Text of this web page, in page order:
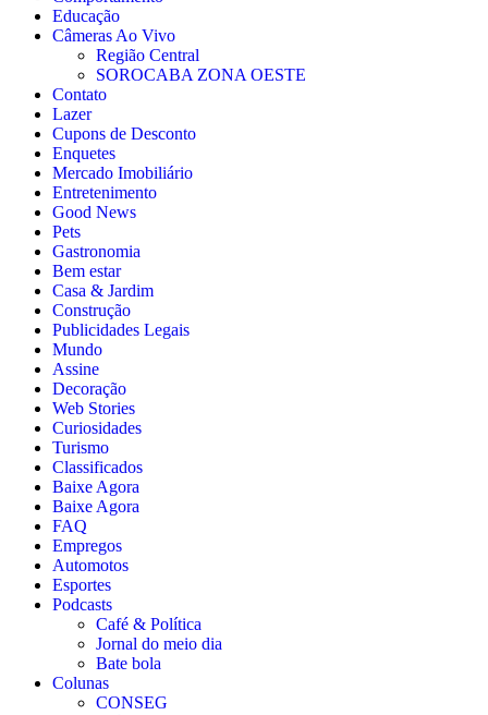
Educação
Câmeras Ao Vivo
Região Central
SOROCABA ZONA OESTE
Contato
Lazer
Cupons de Desconto
Enquetes
Mercado Imobiliário
Entretenimento
Good News
Pets
Gastronomia
Bem estar
Casa & Jardim
Construção
Publicidades Legais
Mundo
Assine
Decoração
Web Stories
Curiosidades
Turismo
Classificados
Baixe Agora
Baixe Agora
FAQ
Empregos
Automotos
Esportes
Podcasts
Café & Política
Jornal do meio dia
Bate bola
Colunas
CONSEG